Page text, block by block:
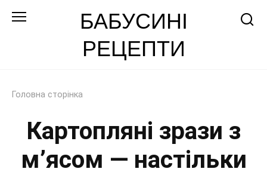
БАБУСИНІ
РЕЦЕПТИ
Головна сторінка
Картопляні зрази з
м’ясом — настільки